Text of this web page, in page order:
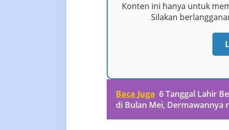
Konten ini hanya untuk
Silakan
Baca Juga 6 Tanggal Lahir
di Bulan Mei, Dermawannya